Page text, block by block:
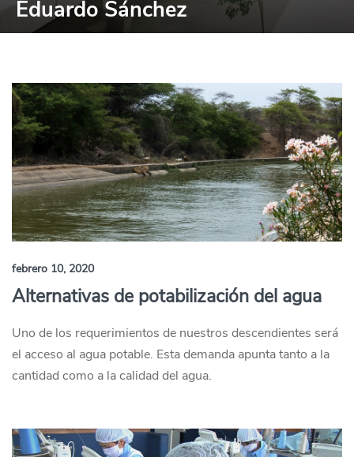
Eduardo Sánchez
febrero 10, 2020
Alternativas de potabilización del agua
Uno de los requerimientos de nuestros descendientes será
el acceso al agua potable. Esta demanda apunta tanto a la
cantidad como a la calidad del agua.